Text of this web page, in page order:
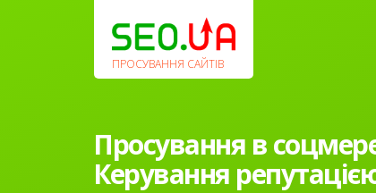
ПРОСУВАННЯ САЙТІВ
Просування в
Керування